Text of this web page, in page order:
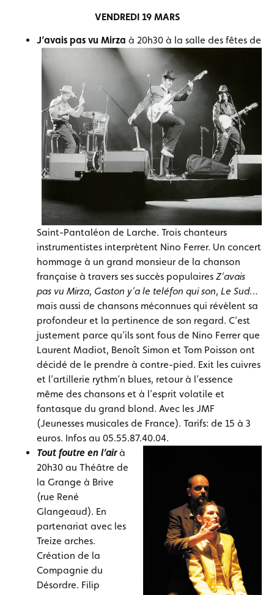
VENDREDI 19 MARS
J’avais pas vu Mirza à 20h30 à la salle des fêtes de
Saint-Pantaléon de Larche. Trois chanteurs
instrumentistes interprètent Nino Ferrer. Un concert
hommage à un grand monsieur de la chanson
française à travers ses succès populaires Z’avais
pas vu Mirza, Gaston y’a le teléfon qui son, Le Sud…
mais aussi de chansons méconnues qui révèlent sa
profondeur et la pertinence de son regard. C’est
justement parce qu’ils sont fous de Nino Ferrer que
Laurent Madiot, Benoît Simon et Tom Poisson ont
décidé de le prendre à contre-pied. Exit les cuivres
et l’artillerie rythm’n blues, retour à l’essence
même des chansons et à l’esprit volatile et
fantasque du grand blond. Avec les JMF
(Jeunesses musicales de France). Tarifs: de 15 à 3
euros. Infos au 05.55.87.40.04.
Tout foutre en l’airà
20h30 au Théâtre de
la Grange à Brive
(rue René
Glangeaud). En
partenariat avec les
Treize arches.
Création de la
Compagnie du
Désordre. Filip